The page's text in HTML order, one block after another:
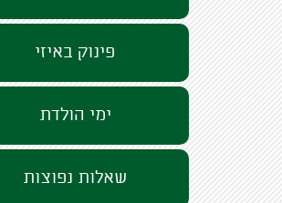
פינוק באיזי
ימי הולדת
שאלות נפוצות